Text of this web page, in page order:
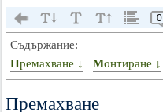
0
Съдържание:
Премахване ↓
Монтиране ↓
Премахване